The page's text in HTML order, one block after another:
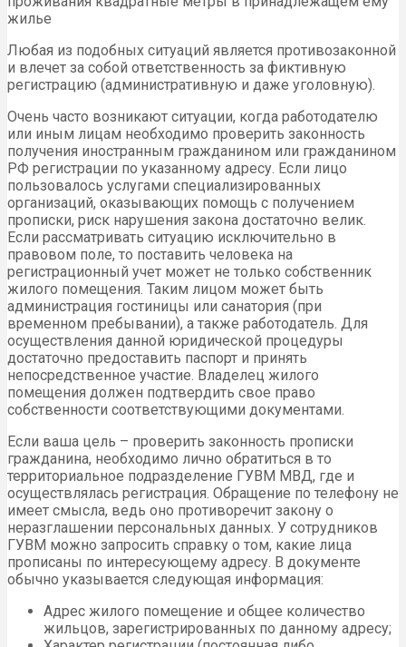
жилье
Любая из подобных ситуаций является противозаконной
и влечет за собой ответственность за фиктивную
регистрацию (административную и даже уголовную).
Очень часто возникают ситуации, когда работодателю
или иным лицам необходимо проверить законность
получения иностранным гражданином или гражданином
РФ регистрации по указанному адресу. Если лицо
пользовалось услугами специализированных
организаций, оказывающих помощь с получением
прописки, риск нарушения закона достаточно велик.
Если рассматривать ситуацию исключительно в
правовом поле, то поставить человека на
регистрационный учет может не только собственник
жилого помещения. Таким лицом может быть
администрация гостиницы или санатория (при
временном пребывании), а также работодатель. Для
осуществления данной юридической процедуры
достаточно предоставить паспорт и принять
непосредственное участие. Владелец жилого
помещения должен подтвердить свое право
собственности соответствующими документами.
Если ваша цель – проверить законность прописки
гражданина, необходимо лично обратиться в то
территориальное подразделение ГУВМ МВД, где и
осуществлялась регистрация. Обращение по телефону не
имеет смысла, ведь оно противоречит закону о
неразглашении персональных данных. У сотрудников
ГУВМ можно запросить справку о том, какие лица
прописаны по интересующему адресу. В документе
обычно указывается следующая информация:
Адрес жилого помещение и общее количество
жильцов, зарегистрированных по данному адресу;